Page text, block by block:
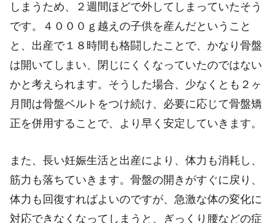
しまうため、２週間ほどで外してしまっていたそう
です。４０００ｇ越えの子供を産んだということ
と、出産で１８時間も格闘したことで、かなり骨盤
は開いてしまい、閉じにくくなっていたのではない
かと考えられます。そうした場合、少なくとも２ヶ
月間は骨盤ベルトをつけ続け、必要に応じて骨盤矯
正を併用することで、より早く安定していきます。
また、長い妊娠生活と出産により、体力も消耗し、
筋力も落ちていきます。骨盤の開きがすぐに戻り、
体力も回復すればよいのですが、急激な体の変化に
対応できなくなってしまうと、ぎっくり腰などの症